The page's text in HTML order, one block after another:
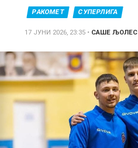
РАКОМЕТ СУПЕРЛИГА
17 ЈУНИ 2026, 23:35 • САШЕ ЉОЛЕС